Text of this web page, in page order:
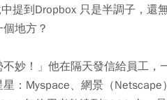
提到Dropbox 只是半調子，還
地方？
妙！」他在隔天發信給員工，
星：Myspace、網景（